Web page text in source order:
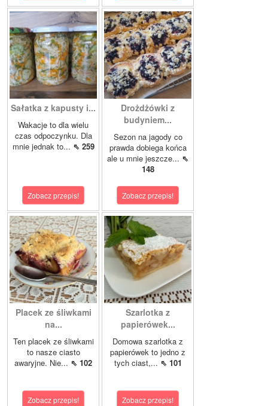
Sałatka z kapusty i...
Wakacje to dla wielu
czas odpoczynku. Dla
mnie jednak to... ⇖ 259
Zobacz przepis!
Drożdżówki z
budyniem...
Sezon na jagody co
prawda dobiega końca
ale u mnie jeszcze... ⇖
148
Zobacz przepis!
Placek ze śliwkami
na...
Ten placek ze śliwkami
to nasze ciasto
awaryjne. Nie... ⇖ 102
Zobacz przepis!
Szarlotka z
papierówek...
Domowa szarlotka z
papierówek to jedno z
tych ciast,... ⇖ 101
Zobacz przepis!